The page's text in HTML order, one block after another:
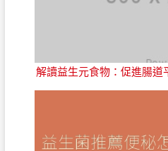
解讀益生元食物：促進腸道